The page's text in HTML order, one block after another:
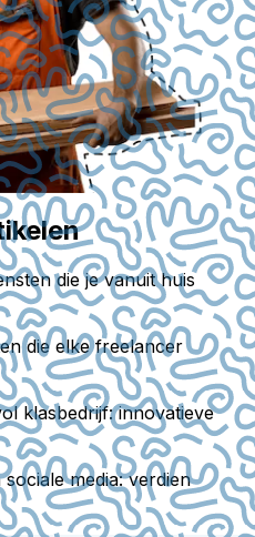
die je vanuit huis
die elke freelancer
klasbedrijf: innovatieve
media: verdien